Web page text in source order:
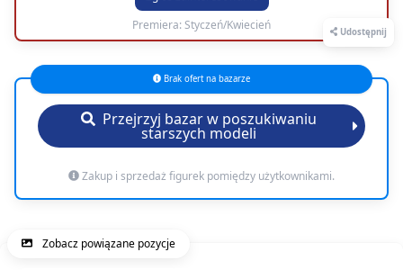
Udostępnij
Premiera: Styczeń/Kwiecień
Brak ofert na bazarze
Przejrzyj bazar w poszukiwaniu
starszych modeli
Zakup i sprzedaż figurek pomiędzy użytkownikami.
Zobacz powiązane pozycje